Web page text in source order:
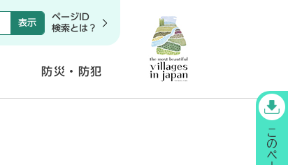
ページID
検索とは？
防災・防犯